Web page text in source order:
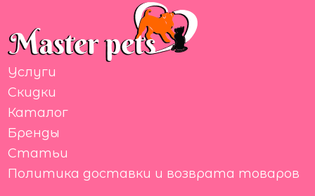
Услуги
Скидки
Каталог
Бренды
Статьи
Политика доставки и возврата товаров